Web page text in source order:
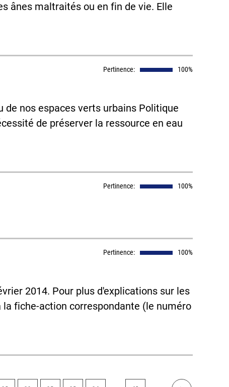
ânes maltraités ou en fin de vie. Elle
Pertinence: 100%
de nos espaces verts urbains Politique
de préserver la ressource en eau
Pertinence: 100%
Pertinence: 100%
2014. Pour plus d'explications sur les
fiche-action correspondante (le numéro